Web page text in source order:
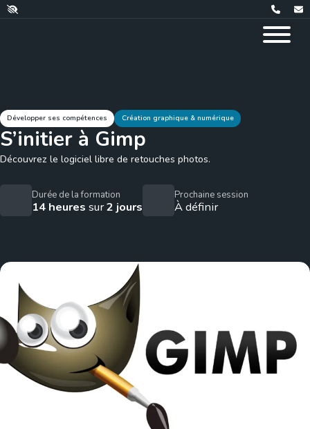
Développer ses compétences Création graphique & numérique
S’initier à Gimp
Découvrez le logiciel libre de retouches photos.
Durée de la formation
14 heures sur2 jours
Prochaine session
À définir